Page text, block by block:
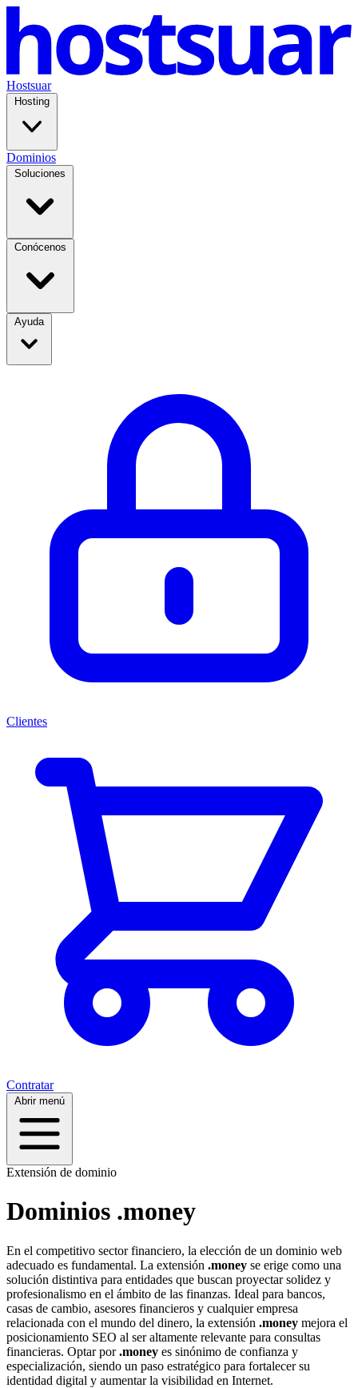
Hostsuar
Hosting
Dominios
Soluciones
Conócenos
Ayuda
Clientes
Contratar
Abrir menú
Extensión de dominio
Dominios .money
En el competitivo sector financiero, la elección de un dominio web
adecuado es fundamental. La extensión .money se erige como una
solución distintiva para entidades que buscan proyectar solidez y
profesionalismo en el ámbito de las finanzas. Ideal para bancos,
casas de cambio, asesores financieros y cualquier empresa
relacionada con el mundo del dinero, la extensión .money mejora el
posicionamiento SEO al ser altamente relevante para consultas
financieras. Optar por.money es sinónimo de confianza y
especialización, siendo un paso estratégico para fortalecer su
identidad digital y aumentar la visibilidad en Internet.